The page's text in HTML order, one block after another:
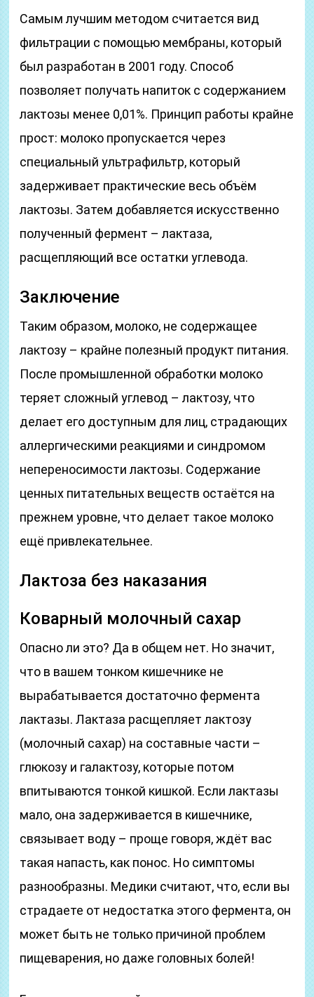
Самым лучшим методом считается вид
фильтрации с помощью мембраны, который
был разработан в 2001 году. Способ
позволяет получать напиток с содержанием
лактозы менее 0,01%. Принцип работы крайне
прост: молоко пропускается через
специальный ультрафильтр, который
задерживает практические весь объём
лактозы. Затем добавляется искусственно
полученный фермент – лактаза,
расщепляющий все остатки углевода.
Заключение
Таким образом, молоко, не содержащее
лактозу – крайне полезный продукт питания.
После промышленной обработки молоко
теряет сложный углевод – лактозу, что
делает его доступным для лиц, страдающих
аллергическими реакциями и синдромом
непереносимости лактозы. Содержание
ценных питательных веществ остаётся на
прежнем уровне, что делает такое молоко
ещё привлекательнее.
Лактоза без наказания
Коварный молочный сахар
Опасно ли это? Да в общем нет. Но значит,
что в вашем тонком кишечнике не
вырабатывается достаточно фермента
лактазы. Лактаза расщепляет лактозу
(молочный сахар) на составные части –
глюкозу и галактозу, которые потом
впитываются тонкой кишкой. Если лактазы
мало, она задерживается в кишечнике,
связывает воду – проще говоря, ждёт вас
такая напасть, как понос. Но симптомы
разнообразны. Медики считают, что, если вы
страдаете от недостатка этого фермента, он
может быть не только причиной проблем
пищеварения, но даже головных болей!